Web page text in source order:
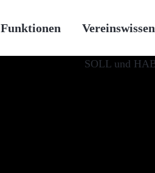
Funktionen Vereinswissen